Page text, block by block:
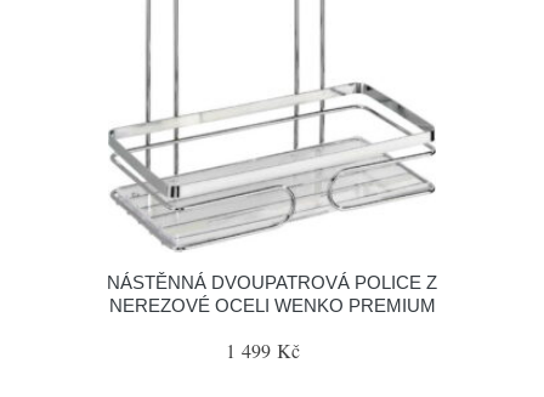
NÁSTĚNNÁ DVOUPATROVÁ POLICE Z
NEREZOVÉ OCELI WENKO PREMIUM
1 499 Kč